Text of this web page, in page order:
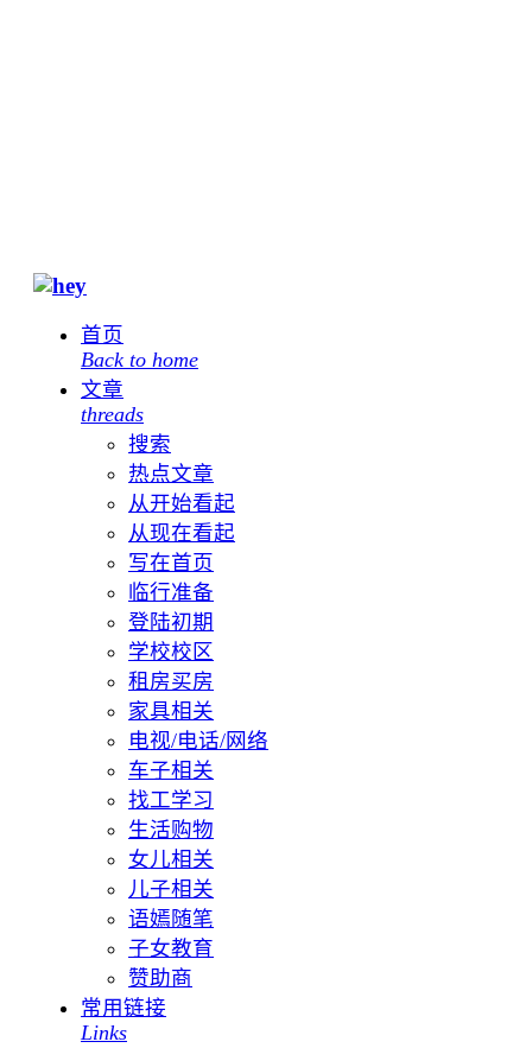
首页
Back to home
文章
threads
搜索
热点文章
从开始看起
从现在看起
写在首页
临行准备
登陆初期
学校校区
租房买房
家具相关
电视/电话/网络
车子相关
找工学习
生活购物
女儿相关
儿子相关
语嫣随笔
子女教育
赞助商
常用链接
Links